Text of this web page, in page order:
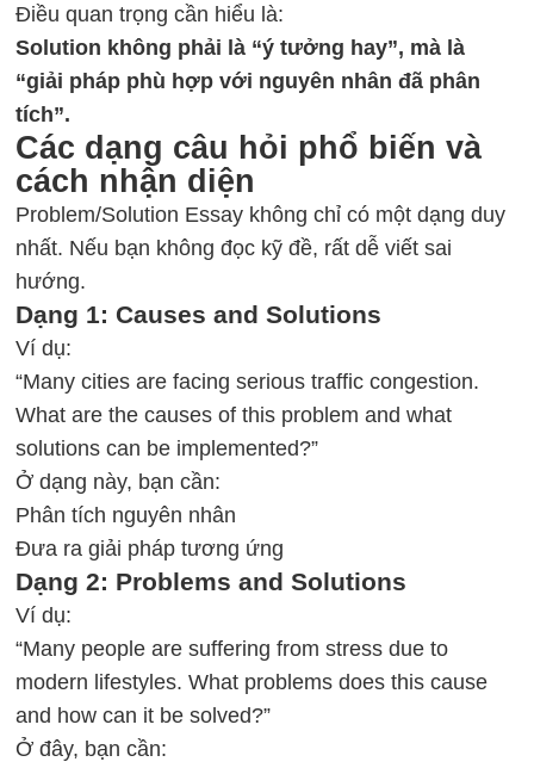
Điều quan trọng cần hiểu là:
Solution không phải là “ý tưởng hay”, mà là
“giải pháp phù hợp với nguyên nhân đã phân
tích”.
Các dạng câu hỏi phổ biến và
cách nhận diện
Problem/Solution Essay không chỉ có một dạng duy
nhất. Nếu bạn không đọc kỹ đề, rất dễ viết sai
hướng.
Dạng 1: Causes and Solutions
Ví dụ:
“Many cities are facing serious traffic congestion.
What are the causes of this problem and what
solutions can be implemented?”
Ở dạng này, bạn cần:
Phân tích nguyên nhân
Đưa ra giải pháp tương ứng
Dạng 2: Problems and Solutions
Ví dụ:
“Many people are suffering from stress due to
modern lifestyles. What problems does this cause
and how can it be solved?”
Ở đây, bạn cần: